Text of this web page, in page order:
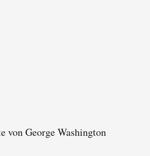
von George Washington